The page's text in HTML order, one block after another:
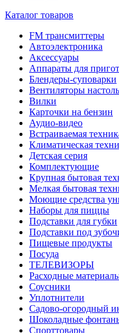
Каталог товаров
FM трансмиттеры
Автоэлектроника
Аксессуары
Аппараты для
Блендеры-суповарки
Вентиляторы
Вилки
Карточки на бензин
Аудио-видео
Встраиваемая
Климатическая
Детская серия
Комплектующие
Крупная бытовая
Мелкая бытовая
Моющие средства
Наборы для пиццы
Подставки для губки
Подставки под
Пищевые продукты
Посуда
ТЕЛЕВИЗОРЫ
Расходные
Соусники
Уплотнители
Садово-огородный
Шоколадные
Спорттовары